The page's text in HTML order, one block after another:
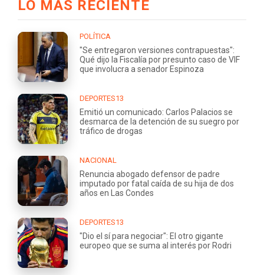
LO MÁS RECIENTE
POLÍTICA
"Se entregaron versiones contrapuestas":
Qué dijo la Fiscalía por presunto caso de VIF
que involucra a senador Espinoza
DEPORTES13
Emitió un comunicado: Carlos Palacios se
desmarca de la detención de su suegro por
tráfico de drogas
NACIONAL
Renuncia abogado defensor de padre
imputado por fatal caída de su hija de dos
años en Las Condes
DEPORTES13
"Dio el sí para negociar": El otro gigante
europeo que se suma al interés por Rodri